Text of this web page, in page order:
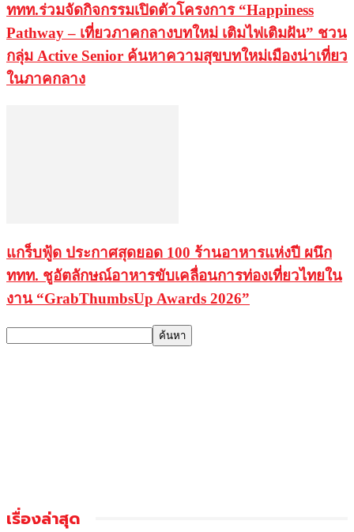
ททท.ร่วมจัดกิจกรรมเปิดตัวโครงการ “Happiness
Pathway – เที่ยวภาคกลางบทใหม่ เติมไฟเติมฝัน” ชวน
กลุ่ม Active Senior ค้นหาความสุขบทใหม่เมืองน่าเที่ยว
ในภาคกลาง
แกร็บฟู้ด ประกาศสุดยอด 100 ร้านอาหารแห่งปี ผนึก
ททท. ชูอัตลักษณ์อาหารขับเคลื่อนการท่องเที่ยวไทยใน
งาน “GrabThumbsUp Awards 2026”
เรื่องล่าสุด